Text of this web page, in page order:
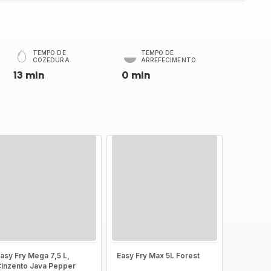
TEMPO DE
COZEDURA
13 min
TEMPO DE
ARREFECIMENTO
0 min
Fry Mega 7,5 L,
Java Pepper
Easy Fry Max 5L Forest